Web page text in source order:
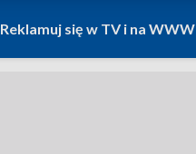
Reklamuj się w TV i na WWW